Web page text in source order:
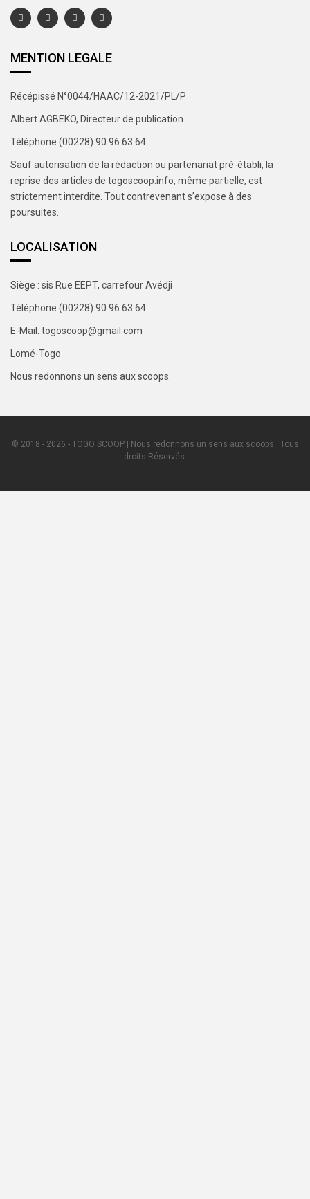
MENTION LEGALE
Récépissé N°0044/HAAC/12-2021/PL/P
Albert AGBEKO, Directeur de publication
Téléphone (00228) 90 96 63 64
Sauf autorisation de la rédaction ou partenariat pré-établi, la
reprise des articles de togoscoop.info, même partielle, est
strictement interdite. Tout contrevenant s’expose à des
poursuites.
LOCALISATION
Siège : sis Rue EEPT, carrefour Avédji
Téléphone (00228) 90 96 63 64
E-Mail: togoscoop@gmail.com
Lomé-Togo
Nous redonnons un sens aux scoops.
© 2018 - 2026 - TOGO SCOOP | Nous redonnons un sens aux scoops.. Tous
droits Réservés.